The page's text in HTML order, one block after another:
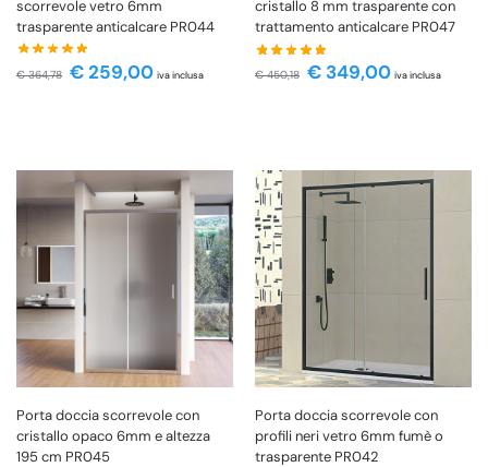
scorrevole vetro 6mm
trasparente anticalcare PR044
€364,78 €259,00 iva inclusa
cristallo 8 mm trasparente con
trattamento anticalcare PR047
€450,18 € 349,00 iva inclusa
Porta doccia scorrevole con
cristallo opaco 6mm e altezza
195 cm PR045
Porta doccia scorrevole con
profili neri vetro 6mm fumè o
trasparente PR042